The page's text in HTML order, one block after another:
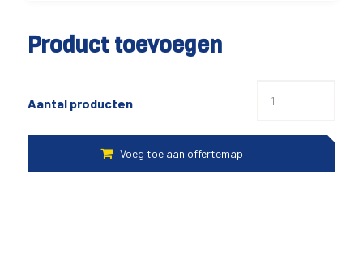
Product toevoegen
Aantal producten